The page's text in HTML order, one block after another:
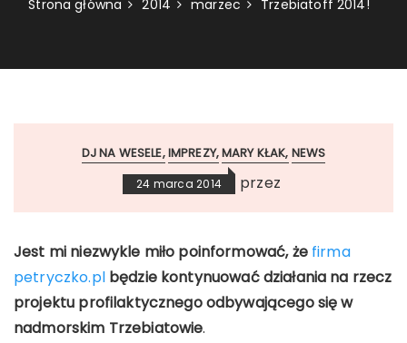
Strona główna 2014 marzec Trzebiatoff 2014!
DJ NA WESELE IMPREZY MARY KŁAK NEWS
24 marca 2014 przez
Jest mi niezwykle miło poinformować, żefirma
petryczko.pl będzie kontynuować działania na rzecz
projektu profilaktycznego odbywającego się w
nadmorskim Trzebiatowie.